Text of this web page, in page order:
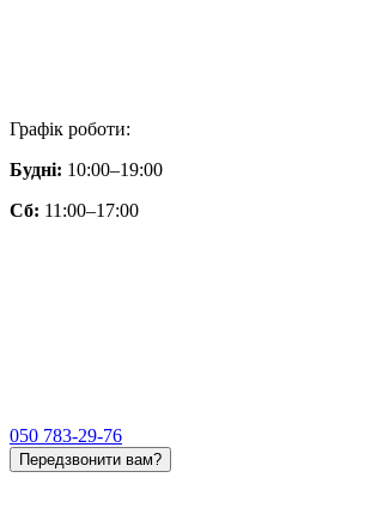
Графік роботи:
Будні: 10:00–19:00
Сб: 11:00–17:00
050 783-29-76
Передзвонити вам?